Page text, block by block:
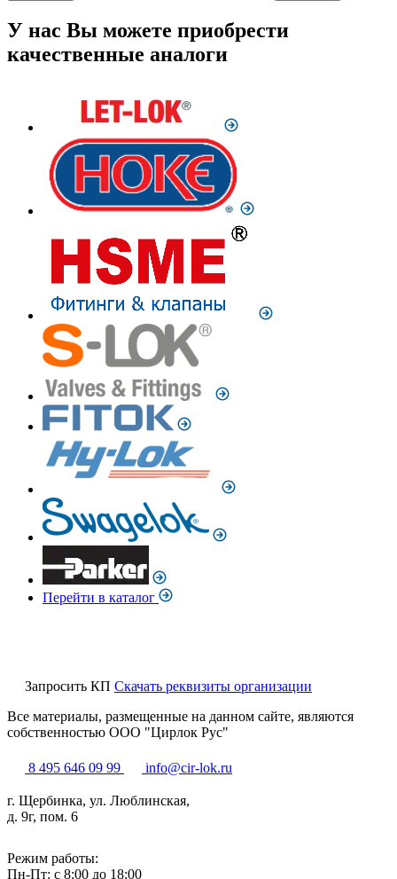
У нас Вы можете приобрести
качественные аналоги
Перейти в каталог
Запросить КП Скачать реквизиты организации
Все материалы, размещенные на данном сайте, являются
собственностью ООО "Цирлок Рус"
8 495 646 09 99 info@cir-lok.ru
г. Щербинка, ул. Люблинская,
д. 9г, пом. 6
Режим работы:
Пн-Пт: с 8:00 до 18:00